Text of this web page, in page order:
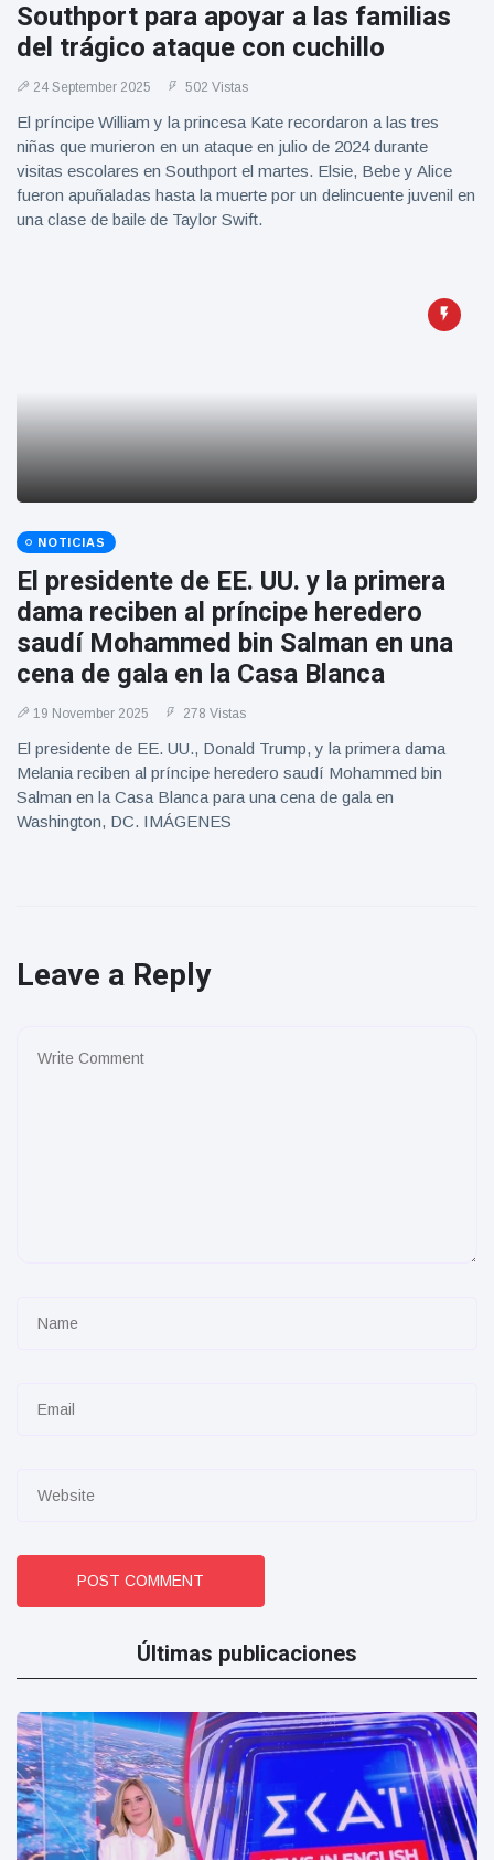
Southport para apoyar a las familias
del trágico ataque con cuchillo
24 September 2025 502 Vistas
El príncipe William y la princesa Kate recordaron a las tres
niñas que murieron en un ataque en julio de 2024 durante
visitas escolares en Southport el martes. Elsie, Bebe y Alice
fueron apuñaladas hasta la muerte por un delincuente juvenil en
una clase de baile de Taylor Swift.
NOTICIAS
El presidente de EE. UU. y la primera
dama reciben al príncipe heredero
saudí Mohammed bin Salman en una
cena de gala en la Casa Blanca
19 November 2025 278 Vistas
El presidente de EE. UU., Donald Trump, y la primera dama
Melania reciben al príncipe heredero saudí Mohammed bin
Salman en la Casa Blanca para una cena de gala en
Washington, DC. IMÁGENES
Leave a Reply
POST COMMENT
Últimas publicaciones